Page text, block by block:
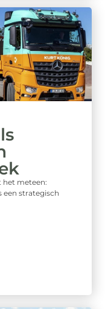
het meteen:
een strategisch